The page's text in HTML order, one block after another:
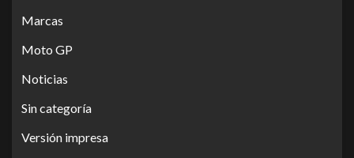
Marcas
Moto GP
Noticias
Sin categoría
Versión impresa